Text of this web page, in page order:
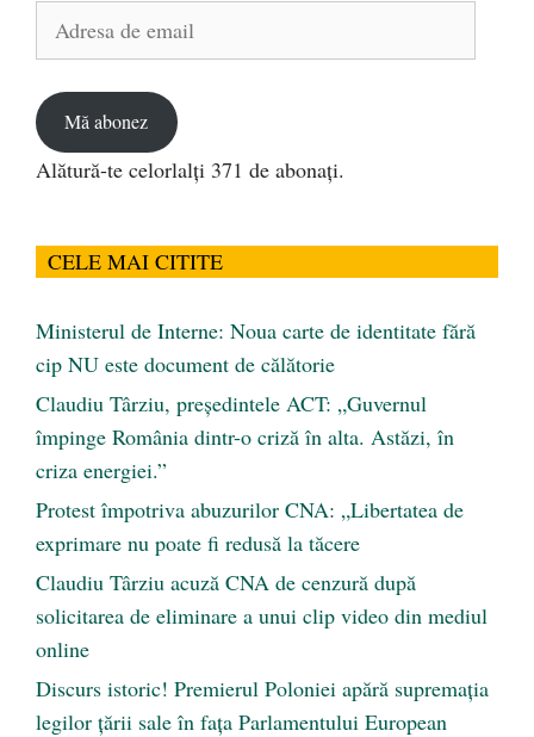
Mă abonez
Alătură-te celorlalți 371 de abonați.
CELE MAI CITITE
Ministerul de Interne: Noua carte de identitate fără
cip NU este document de călătorie
Claudiu Târziu, președintele ACT: „Guvernul
împinge România dintr-o criză în alta. Astăzi, în
criza energiei.”
Protest împotriva abuzurilor CNA: „Libertatea de
exprimare nu poate fi redusă la tăcere
Claudiu Târziu acuză CNA de cenzură după
solicitarea de eliminare a unui clip video din mediul
online
Discurs istoric! Premierul Poloniei apără supremația
legilor țării sale în fața Parlamentului European